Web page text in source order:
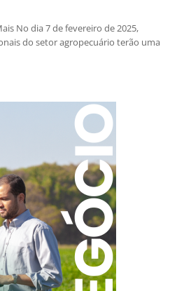
No dia 7 de fevereiro de 2025,
do setor agropecuário terão uma